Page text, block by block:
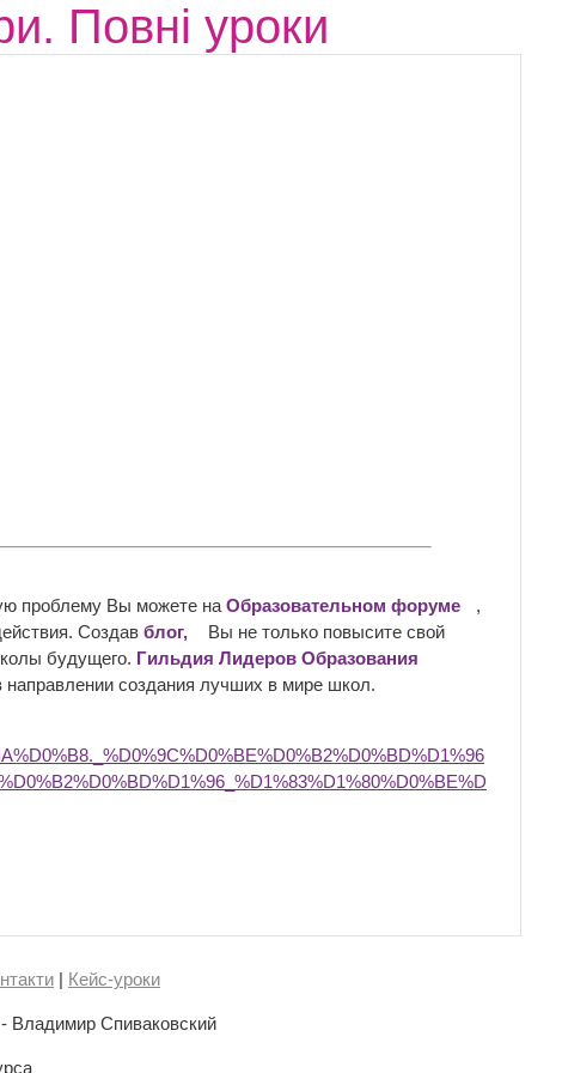
Повні уроки
проблему Вы можете на Образовательном форуме
,
Создав блог,
Вы не только повысите свой
будущего. Гильдия Лидеров Образования
направлении создания лучших в мире школ.
| Кейс-уроки
- Владимир Спиваковский